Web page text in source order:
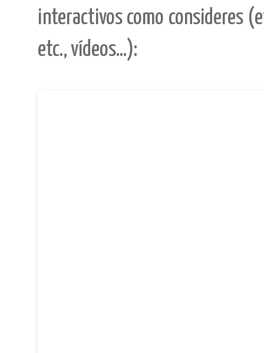
interactivos como consideres
etc., vídeos...):